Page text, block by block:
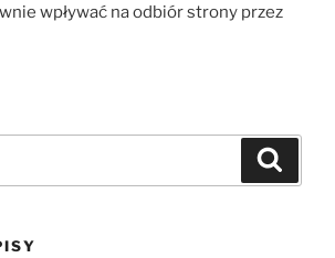
wpływać na odbiór strony przez